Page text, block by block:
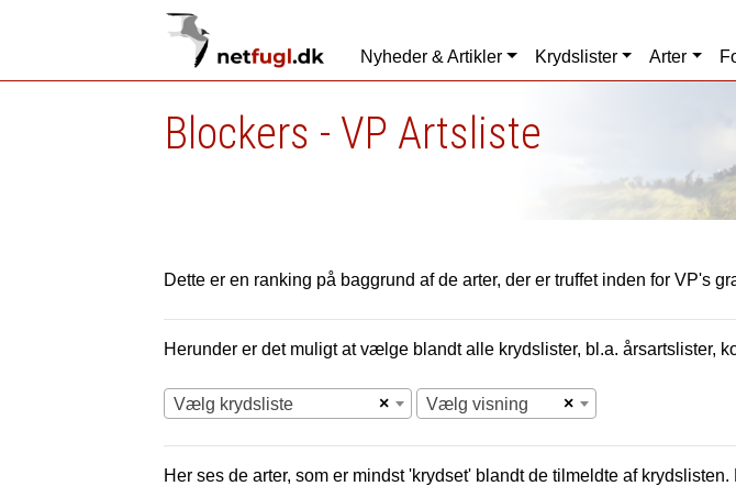
Nyheder & Artikler Krydslister Arter
Blockers - VP Artsliste
Dette er en ranking på baggrund af de arter, der er truffet inden for VP's
Herunder er det muligt at vælge blandt alle krydslister, bl.a. årsartslister,
×
Vælg krydsliste ×
Vælg visning
Her ses de arter, som er mindst 'krydset' blandt de tilmeldte af